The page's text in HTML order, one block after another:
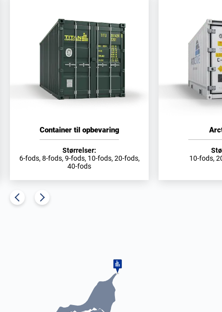
Container til opbevaring
Størrelser:
6-fods, 8-fods, 9-fods, 10-fods, 20-fods,
40-fods
10-fods,